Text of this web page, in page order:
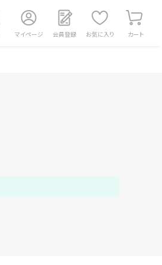
マイページ 会員登録 お気に入り カート